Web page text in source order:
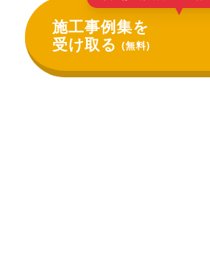
▲
施工事例集を
受け取る(無料)